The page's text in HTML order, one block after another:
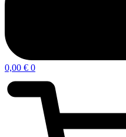
0,00 € 0